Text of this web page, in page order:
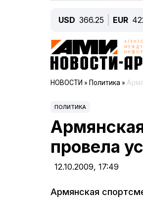
USD 366.25 EUR
НОВОСТИ » Политика »
ПОЛИТИКА
провела
12.10.2009, 17:49
Армянская